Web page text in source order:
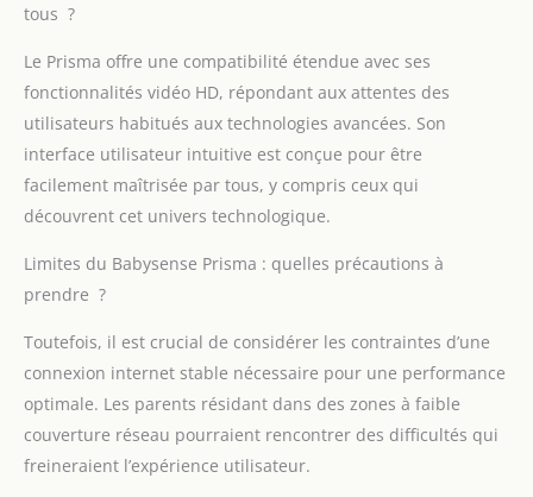
système de surveillance
résistant au piratage,
qui fonctionne sans Wi-
Fi ou Internet et
protège la vie privée de
votre bébé Mode ECO-
VOX intelligent – Le
mode ECO-VOX
économe en énergie
active le moniteur
détection de bruit,
préserve la durée de
vie de la batterie et
assure un
environnement calme.
Un must have pratique
tous ?
Le Prisma offre une compatibilité étendue avec ses
fonctionnalités vidéo HD, répondant aux attentes des
utilisateurs habitués aux technologies avancées. Son
interface utilisateur intuitive est conçue pour être
facilement maîtrisée par tous, y compris ceux qui
découvrent cet univers technologique.
Limites du Babysense Prisma : quelles précautions à
prendre ?
Toutefois, il est crucial de considérer les contraintes d’une
connexion internet stable nécessaire pour une performance
optimale. Les parents résidant dans des zones à faible
couverture réseau pourraient rencontrer des difficultés qui
freineraient l’expérience utilisateur.